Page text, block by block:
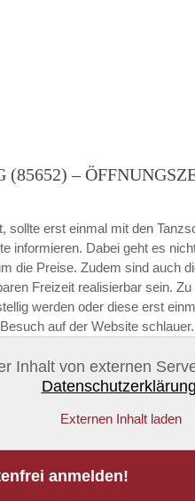
ABSENDEN
–
sollte erst einmal mit den
informieren. Dabei geht es
die Preise. Zudem sind auch
Freizeit realisierbar sein.
werden oder diese erst
auf der Website schlauer.
Inhalt von externen
Datenschutzerklärung
Externen Inhalt laden
anmelden!